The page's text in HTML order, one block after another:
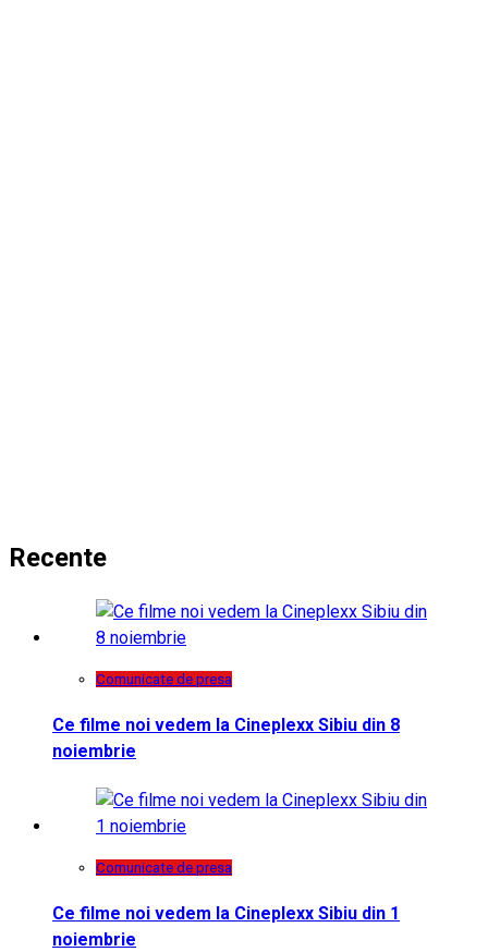
Recente
Comunicate de presa
Ce filme noi vedem la Cineplexx Sibiu din 8
noiembrie
Comunicate de presa
Ce filme noi vedem la Cineplexx Sibiu din 1
noiembrie